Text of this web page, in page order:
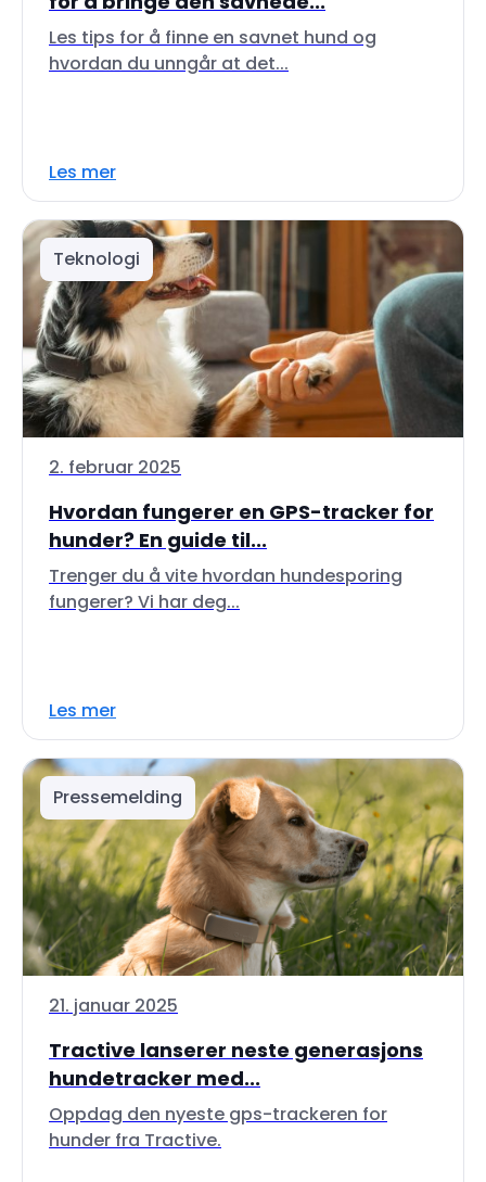
Les tips for å finne en savnet hund og
hvordan du unngår at det...
Les mer
Teknologi
2. februar 2025
Hvordan fungerer en GPS-tracker for
hunder? En guide til...
Trenger du å vite hvordan hundesporing
fungerer? Vi har deg...
Les mer
Pressemelding
21. januar 2025
Tractive lanserer neste generasjons
hundetracker med...
Oppdag den nyeste gps-trackeren for
hunder fra Tractive.